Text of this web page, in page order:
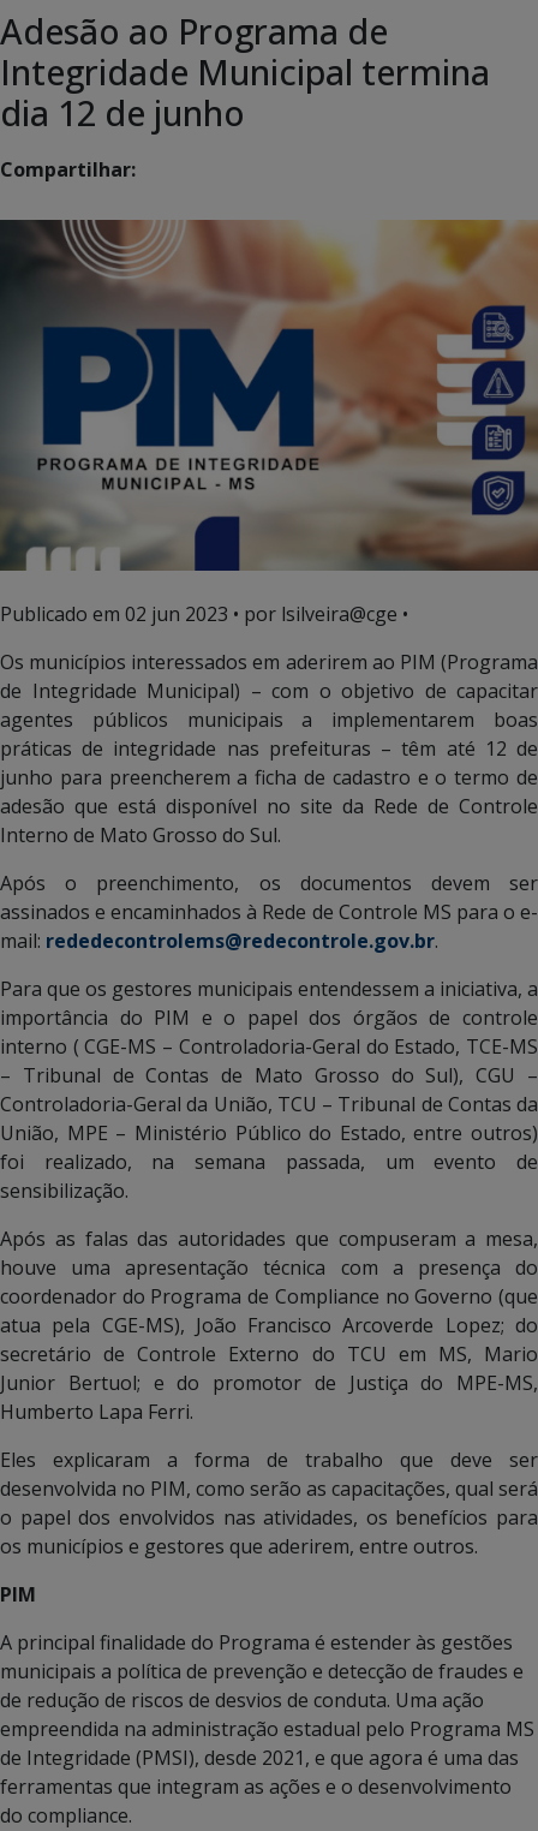
Adesão ao Programa de
Integridade Municipal termina
dia 12 de junho
Compartilhar:
Publicado em 02 jun 2023 • por lsilveira@cge •
Os municípios interessados em aderirem ao PIM (Programa
de Integridade Municipal) – com o objetivo de capacitar
agentes públicos municipais a implementarem boas
práticas de integridade nas prefeituras – têm até 12 de
junho para preencherem a ficha de cadastro e o termo de
adesão que está disponível no site da Rede de Controle
Interno de Mato Grosso do Sul.
Após o preenchimento, os documentos devem ser
assinados e encaminhados à Rede de Controle MS para o e-
mail: rededecontrolems@redecontrole.gov.br.
Para que os gestores municipais entendessem a iniciativa, a
importância do PIM e o papel dos órgãos de controle
interno ( CGE-MS – Controladoria-Geral do Estado, TCE-MS
– Tribunal de Contas de Mato Grosso do Sul), CGU –
Controladoria-Geral da União, TCU – Tribunal de Contas da
União, MPE – Ministério Público do Estado, entre outros)
foi realizado, na semana passada, um evento de
sensibilização.
Após as falas das autoridades que compuseram a mesa,
houve uma apresentação técnica com a presença do
coordenador do Programa de Compliance no Governo (que
atua pela CGE-MS), João Francisco Arcoverde Lopez; do
secretário de Controle Externo do TCU em MS, Mario
Junior Bertuol; e do promotor de Justiça do MPE-MS,
Humberto Lapa Ferri.
Eles explicaram a forma de trabalho que deve ser
desenvolvida no PIM, como serão as capacitações, qual será
o papel dos envolvidos nas atividades, os benefícios para
os municípios e gestores que aderirem, entre outros.
PIM
A principal finalidade do Programa é estender às gestões
municipais a política de prevenção e detecção de fraudes e
de redução de riscos de desvios de conduta. Uma ação
empreendida na administração estadual pelo Programa MS
de Integridade (PMSI), desde 2021, e que agora é uma das
ferramentas que integram as ações e o desenvolvimento
do compliance.